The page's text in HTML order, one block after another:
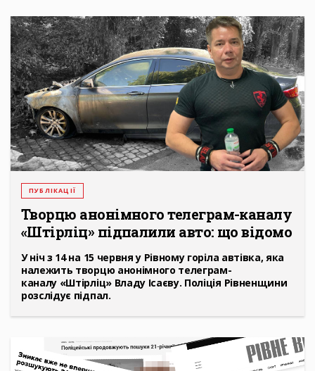
ПУБЛІКАЦІЇ
Творцю анонімного телеграм-каналу
«Штірліц» підпалили авто: що відомо
У ніч з 14 на 15 червня у Рівному горіла автівка, яка
належить творцю анонімного телеграм-
каналу «Штірліц» Владу Ісаєву. Поліція Рівненщини
розслідує підпал.